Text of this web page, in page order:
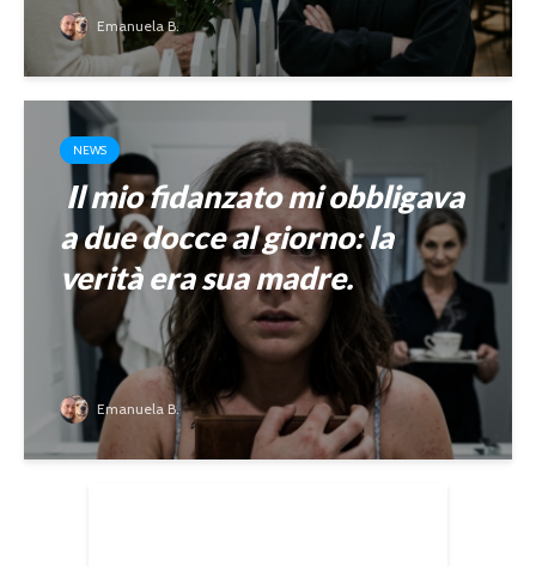
Emanuela B.
NEWS
Il mio fidanzato mi obbligava
a due docce al giorno: la
verità era sua madre.
Emanuela B.